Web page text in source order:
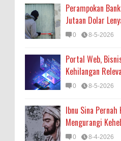
Perampokan
Jutaan Dolar
0 8-5-2026
Portal Web,
Kehilangan
0 8-5-2026
Ibnu Sina
Mengurangi
0 8-4-2026